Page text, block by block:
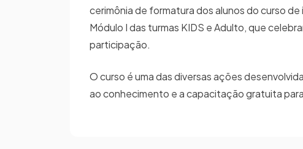
cerimônia de formatura dos alunos do curso
Módulo I das turmas KIDS e Adulto, que
participação.
O curso é uma das diversas ações
ao conhecimento e a capacitação gratuita